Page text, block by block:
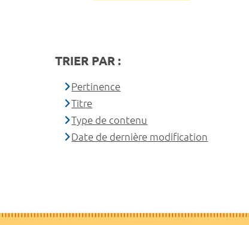
TRIER PAR :
Pertinence
Titre
Type de contenu
Date de dernière modification